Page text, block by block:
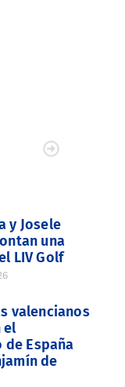
y Josele
una
LIV Golf
valencianos
el
de España
de